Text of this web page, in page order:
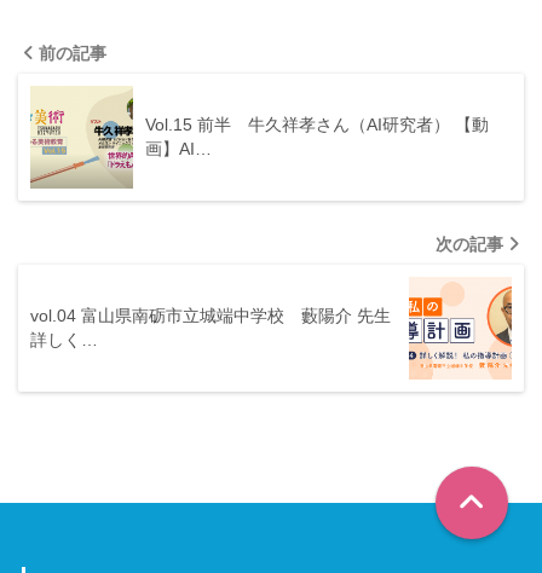
前の記事
Vol.15 前半 牛久祥孝さん（AI研究者） 【動
画】AI…
次の記事
vol.04 富山県南砺市立城端中学校 藪陽介 先生
詳しく…